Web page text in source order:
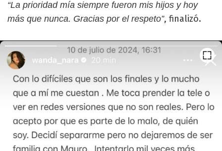
“La prioridad mía siempre fueron mis hijos y hoy
más que nunca. Gracias por el respeto”, finalizó.